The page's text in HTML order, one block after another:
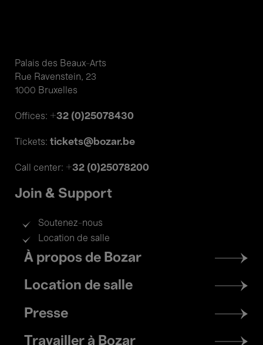
Palais des Beaux-Arts
Rue Ravenstein, 23
1000 Bruxelles
Offices: +32 (0)25078430
Tickets: tickets@bozar.be
Call center: +32 (0)25078200
Join & Support
Soutenez-nous
Location de salle
Footer
menu
À propos de Bozar
Location de salle
Presse
Travailler à Bozar